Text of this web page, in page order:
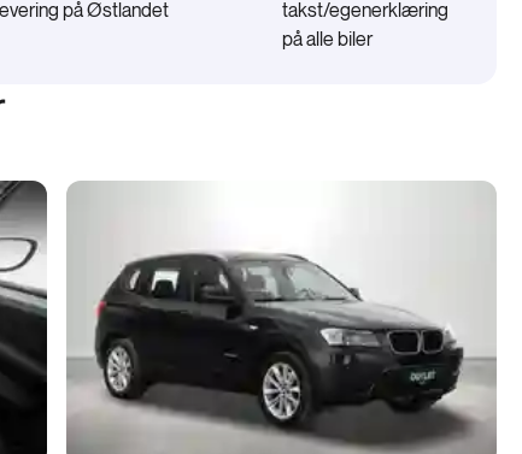
levering på Østlandet
takst/egenerklæring
på alle biler